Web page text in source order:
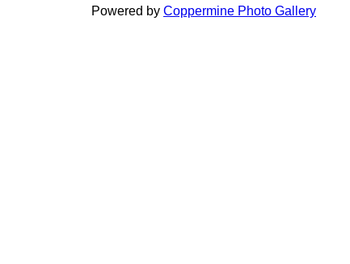
Powered by Coppermine Photo Gallery